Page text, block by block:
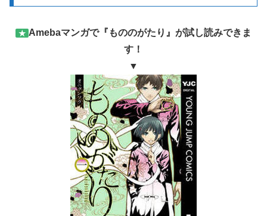
★ Amebaマンガで『もののがたり』が試し読みできま
す！
▼